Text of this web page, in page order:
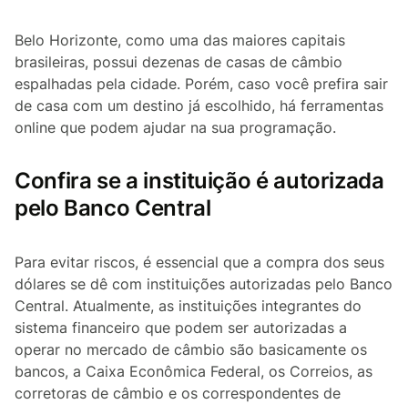
Belo Horizonte, como uma das maiores capitais
brasileiras, possui dezenas de casas de câmbio
espalhadas pela cidade. Porém, caso você prefira sair
de casa com um destino já escolhido, há ferramentas
online que podem ajudar na sua programação.
Confira se a instituição é autorizada
pelo Banco Central
Para evitar riscos, é essencial que a compra dos seus
dólares se dê com instituições autorizadas pelo Banco
Central. Atualmente, as instituições integrantes do
sistema financeiro que podem ser autorizadas a
operar no mercado de câmbio são basicamente os
bancos, a Caixa Econômica Federal, os Correios, as
corretoras de câmbio e os correspondentes de